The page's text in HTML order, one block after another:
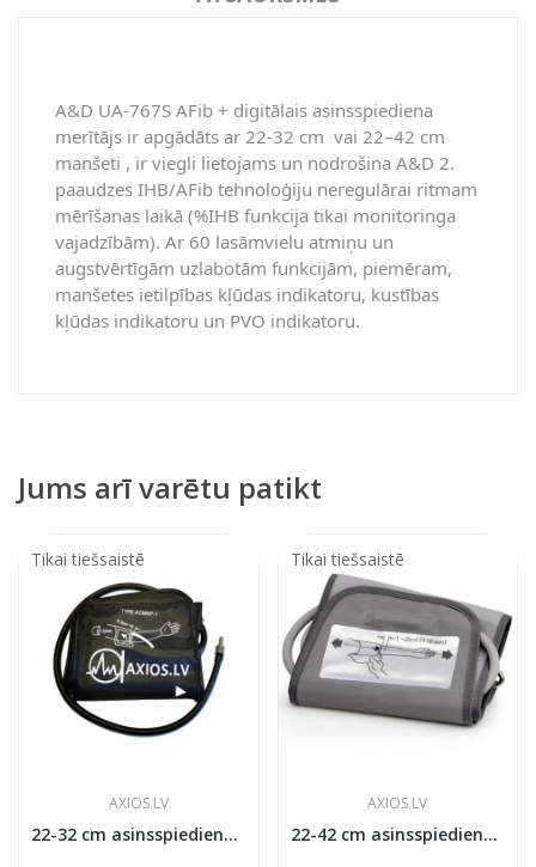
A&D UA-767S AFib + digitālais asinsspiediena
merītājs ir apgādāts ar 22-32 cm vai 22–42 cm
manšeti , ir viegli lietojams un nodrošina A&D 2.
paaudzes IHB/AFib tehnoloģiju neregulārai ritmam
mērīšanas laikā (%IHB funkcija tikai monitoringa
vajadzībām). Ar 60 lasāmvielu atmiņu un
augstvērtīgām uzlabotām funkcijām, piemēram,
manšetes ietilpības kļūdas indikatoru, kustības
kļūdas indikatoru un PVO indikatoru.
Jums arī varētu patikt
Tikai tiešsaistē
AXIOS.LV
22-32 cm asinsspiediena mērītaja manšete...
Tikai tiešsaistē
AXIOS.LV
22-42 cm asinsspiediena mērītāja manšete